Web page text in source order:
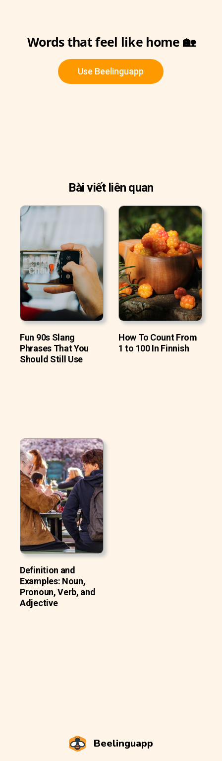
Words that feel like home 🏡
Use Beelinguapp
Bài viết liên quan
Fun 90s Slang
Phrases That You
Should Still Use
How To Count From
1 to 100 In Finnish
Definition and
Examples: Noun,
Pronoun, Verb, and
Adjective
Beelinguapp